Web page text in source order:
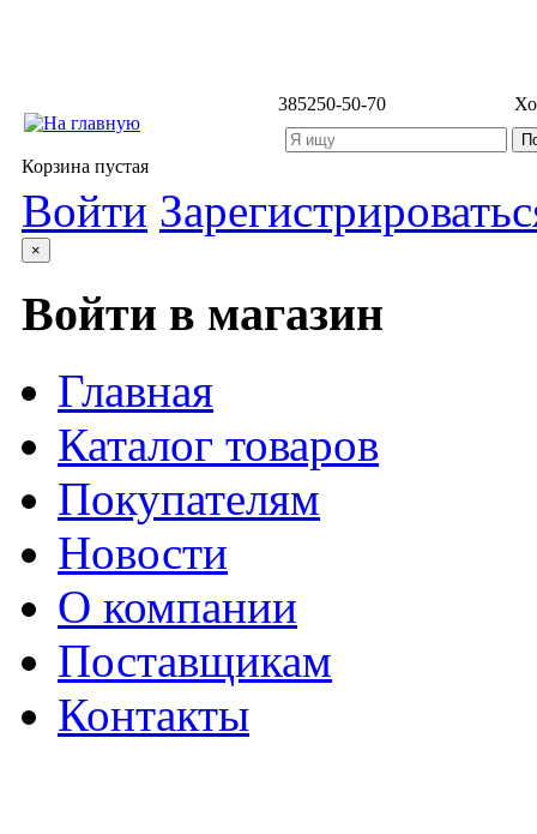
385250-50-70
Корзина пустая
Войти
×
Войти в магазин
Главная
Каталог товаров
Покупателям
Новости
О компании
Поставщикам
Контакты